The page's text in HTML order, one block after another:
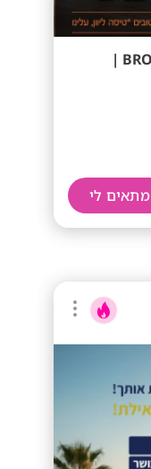
פקידי/ות קבלה למלונות BROWN |
מתאים לי